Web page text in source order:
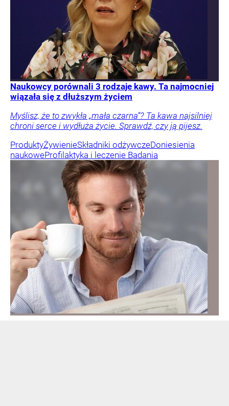
Naukowcy porównali 3 rodzaje kawy. Ta najmocniej
wiązała się z dłuższym życiem
Myślisz, że to zwykła „mała czarna”? Ta kawa najsilniej
chroni serce i wydłuża życie. Sprawdź, czy ją pijesz.
ProduktyŻywienieSkładniki odżywczeDoniesienia
naukoweProfilaktyka i leczenie Badania